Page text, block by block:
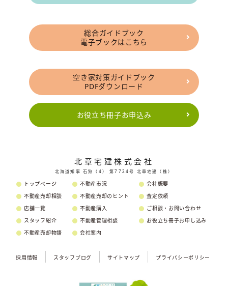
総合ガイドブック
電子ブックはこちら
空き家対策ガイドブック
PDFダウンロード
お役立ち冊子お申込み
北章宅建株式会社
北海道知事 石狩（4） 第7724号 北章宅建（株）
トップページ
不動産売却相談
店舗一覧
スタッフ紹介
不動産売却物語
不動産市況
不動産売却のヒント
不動産購入
不動産管理相談
会社案内
会社概要
査定依頼
ご相談・お問い合わせ
お役立ち冊子お申し込み
採用情報 スタッフブログ サイトマップ プライバシーポリシー